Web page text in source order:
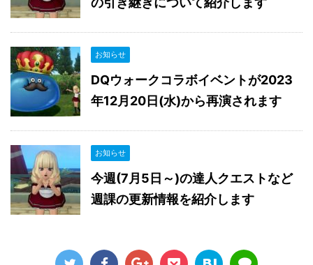
お知らせ
DQウォークコラボイベントが2023
年12月20日(水)から再演されます
お知らせ
今週(7月5日～)の達人クエストなど
週課の更新情報を紹介します